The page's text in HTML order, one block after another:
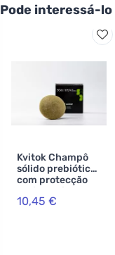
Pode interessá-lo
Kvitok Champô
sólido prebiótico
com protecção
anti-poluição
Controlo da
10,45 €